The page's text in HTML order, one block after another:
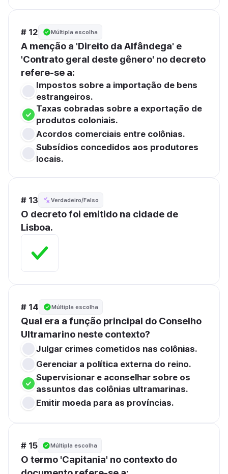
# 12 Múltipla escolha
A menção a 'Direito da Alfândega' e
'Contrato geral deste gênero' no decreto
refere-se a:
Impostos sobre a importação de bens
estrangeiros.
Taxas cobradas sobre a exportação de
produtos coloniais.
Acordos comerciais entre colônias.
Subsídios concedidos aos produtores
locais.
# 13 Verdadeiro/Falso
O decreto foi emitido na cidade de
Lisboa.
# 14 Múltipla escolha
Qual era a função principal do Conselho
Ultramarino neste contexto?
Julgar crimes cometidos nas colônias.
Gerenciar a política externa do reino.
Supervisionar e aconselhar sobre os
assuntos das colônias ultramarinas.
Emitir moeda para as províncias.
# 15 Múltipla escolha
O termo 'Capitania' no contexto do